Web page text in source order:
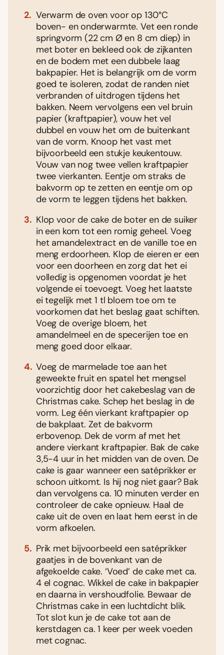
Verwarm de oven voor op 130°C
boven- en onderwarmte. Vet een ronde
springvorm (22 cm Ø en 8 cm diep) in
met boter en bekleed ook de zijkanten
en de bodem met een dubbele laag
bakpapier. Het is belangrijk om de vorm
goed te isoleren, zodat de randen niet
verbranden of uitdrogen tijdens het
bakken. Neem vervolgens een vel bruin
papier (kraftpapier), vouw het vel
dubbel en vouw het om de buitenkant
van de vorm. Knoop het vast met
bijvoorbeeld een stukje keukentouw.
Vouw van nog twee vellen kraftpapier
twee vierkanten. Eentje om straks de
bakvorm op te zetten en eentje om op
de vorm te leggen tijdens het bakken.
Klop voor de cake de boter en de suiker
in een kom tot een romig geheel. Voeg
het amandelextract en de vanille toe en
meng erdoorheen. Klop de eieren er een
voor een doorheen en zorg dat het ei
volledig is opgenomen voordat je het
volgende ei toevoegt. Voeg het laatste
ei tegelijk met 1 tl bloem toe om te
voorkomen dat het beslag gaat schiften.
Voeg de overige bloem, het
amandelmeel en de specerijen toe en
meng goed door elkaar.
Voeg de marmelade toe aan het
geweekte fruit en spatel het mengsel
voorzichtig door het cakebeslag van de
Christmas cake. Schep het beslag in de
vorm. Leg één vierkant kraftpapier op
de bakplaat. Zet de bakvorm
erbovenop. Dek de vorm af met het
andere vierkant kraftpapier. Bak de cake
3,5-4 uur in het midden van de oven. De
cake is gaar wanneer een satéprikker er
schoon uitkomt. Is hij nog niet gaar? Bak
dan vervolgens ca. 10 minuten verder en
controleer de cake opnieuw. Haal de
cake uit de oven en laat hem eerst in de
vorm afkoelen.
Prik met bijvoorbeeld een satéprikker
gaatjes in de bovenkant van de
afgekoelde cake. ‘Voed’ de cake met ca.
4 el cognac. Wikkel de cake in bakpapier
en daarna in vershoudfolie. Bewaar de
Christmas cake in een luchtdicht blik.
Tot slot kun je de cake tot aan de
kerstdagen ca. 1 keer per week voeden
met cognac.